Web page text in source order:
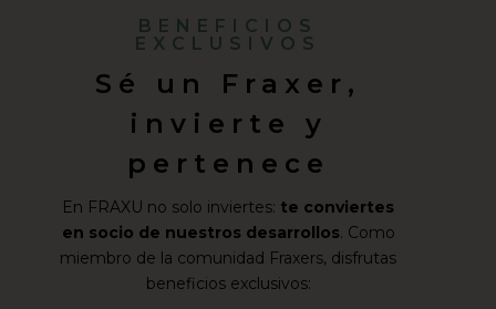
BENEFICIOS
EXCLUSIVOS
Sé un Fraxer,
invierte y
pertenece
En FRAXU no solo inviertes: te conviertes
en socio de nuestros desarrollos. Como
miembro de la comunidad Fraxers, disfrutas
beneficios exclusivos: